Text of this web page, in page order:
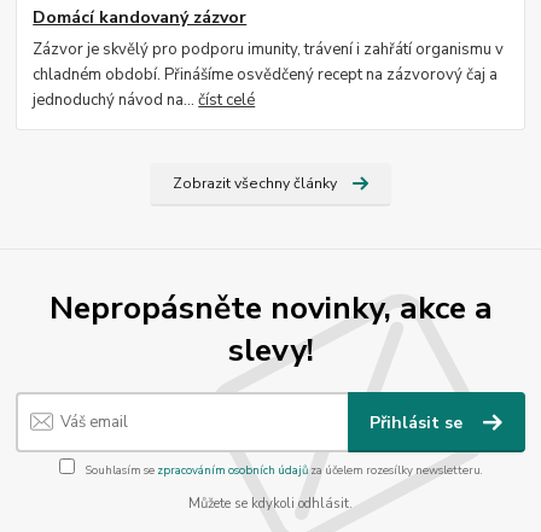
Domácí kandovaný zázvor
Zázvor je skvělý pro podporu imunity, trávení i zahřátí organismu v
chladném období. Přinášíme osvědčený recept na zázvorový čaj a
jednoduchý návod na...číst celé
Zobrazit všechny články
Nepropásněte novinky, akce a
slevy!
Přihlásit se
Souhlasím se zpracováním osobních údajůza účelem rozesílky newsletteru.
Můžete se kdykoli odhlásit.